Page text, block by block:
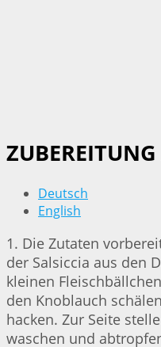
Deutsch
English
1. Die Zutaten
der Salsiccia aus den
kleinen
den Knoblauch
hacken. Zur Seite
waschen und